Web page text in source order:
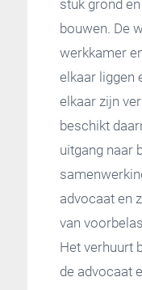
stuk grond
bouwen. De
werkkamer
elkaar liggen
elkaar zijn
beschikt
uitgang naar
advocaat en
van
Het verhuurt
de advocaat